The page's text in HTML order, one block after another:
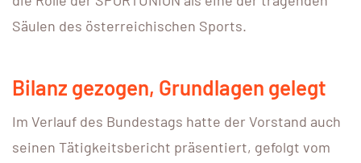
Säulen des österreichischen Sports.
Bilanz gezogen, Grundlagen gelegt
Im Verlauf des Bundestags hatte der Vorstand auch
seinen Tätigkeitsbericht präsentiert, gefolgt vom